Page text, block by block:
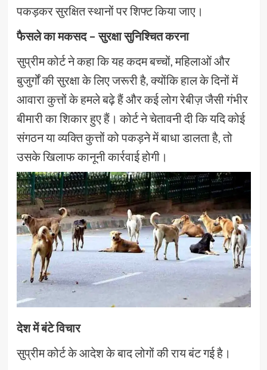
पकड़कर सुरक्षित स्थानों पर शिफ्ट किया जाए।
फैसले का मकसद – सुरक्षा सुनिश्चित करना
सुप्रीम कोर्ट ने कहा कि यह कदम बच्चों, महिलाओं और
बुजुर्गों की सुरक्षा के लिए जरूरी है, क्योंकि हाल के दिनों में
आवारा कुत्तों के हमले बढ़े हैं और कई लोग रेबीज़ जैसी गंभीर
बीमारी का शिकार हुए हैं। कोर्ट ने चेतावनी दी कि यदि कोई
संगठन या व्यक्ति कुत्तों को पकड़ने में बाधा डालता है, तो
उसके खिलाफ कानूनी कार्रवाई होगी।
देश में बंटे विचार
सुप्रीम कोर्ट के आदेश के बाद लोगों की राय बंट गई है।